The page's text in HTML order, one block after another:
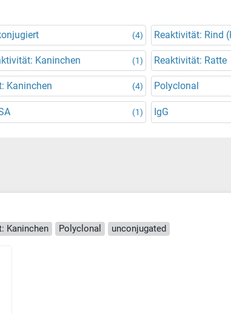
(4) Reaktivität: Rind
Kaninchen (1) Reaktivität: Ratte
Kaninchen (4) Polyclonal
(1) IgG
Kaninchen Polyclonal unconjugated